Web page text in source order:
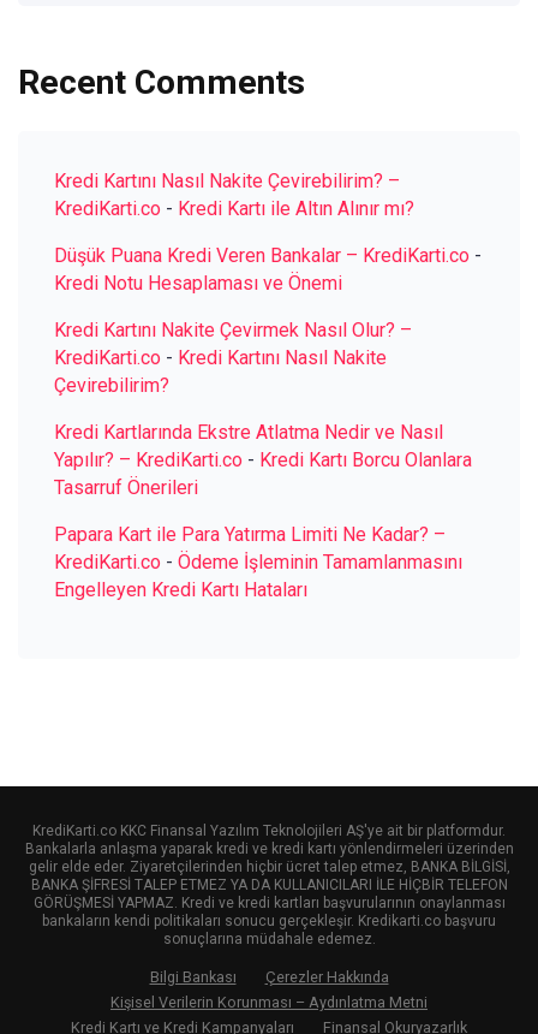
Recent Comments
Kredi Kartını Nasıl Nakite Çevirebilirim? –
KrediKarti.co - Kredi Kartı ile Altın Alınır mı?
Düşük Puana Kredi Veren Bankalar – KrediKarti.co -
Kredi Notu Hesaplaması ve Önemi
Kredi Kartını Nakite Çevirmek Nasıl Olur? –
KrediKarti.co - Kredi Kartını Nasıl Nakite
Çevirebilirim?
Kredi Kartlarında Ekstre Atlatma Nedir ve Nasıl
Yapılır? – KrediKarti.co - Kredi Kartı Borcu Olanlara
Tasarruf Önerileri
Papara Kart ile Para Yatırma Limiti Ne Kadar? –
KrediKarti.co - Ödeme İşleminin Tamamlanmasını
Engelleyen Kredi Kartı Hataları
KrediKarti.co KKC Finansal Yazılım Teknolojileri AŞ'ye ait bir platformdur.
Bankalarla anlaşma yaparak kredi ve kredi kartı yönlendirmeleri üzerinden
gelir elde eder. Ziyaretçilerinden hiçbir ücret talep etmez, BANKA BİLGİSİ,
BANKA ŞİFRESİ TALEP ETMEZ YA DA KULLANICILARI İLE HİÇBİR TELEFON
GÖRÜŞMESİ YAPMAZ. Kredi ve kredi kartları başvurularının onaylanması
bankaların kendi politikaları sonucu gerçekleşir. Kredikarti.co başvuru
sonuçlarına müdahale edemez.
Bilgi Bankası
Çerezler Hakkında
Kişisel Verilerin Korunması – Aydınlatma Metni
Kredi Kartı ve Kredi Kampanyaları
Finansal Okuryazarlık